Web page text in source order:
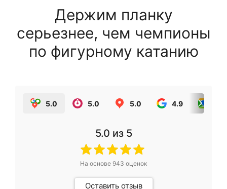
Держим планку
серьезнее, чем чемпионы
по фигурному катанию
5.0 5.0 5.0 4.9
5.0 из 5
На основе 943 оценок
Оставить отзыв